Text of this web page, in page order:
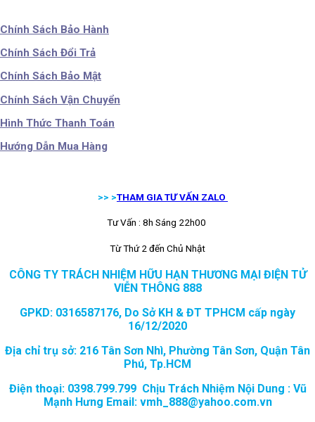
Chính Sách Bảo Hành
Chính Sách Đổi Trả
Chính Sách Bảo Mật
Chính Sách Vận Chuyển
Hình Thức Thanh Toán
Hướng Dẫn Mua Hàng
>> >THAM GIA TƯ VẤN ZALO
Tư Vấn : 8h Sáng 22h00
Từ Thứ 2 đến Chủ Nhật
CÔNG TY TRÁCH NHIỆM HỮU HẠN THƯƠNG MẠI ĐIỆN TỬ
VIỄN THÔNG 888
GPKD: 0316587176, Do Sở KH & ĐT TPHCM cấp ngày
16/12/2020
Địa chỉ trụ sở: 216 Tân Sơn Nhì, Phường Tân Sơn, Quận Tân
Phú, Tp.HCM
Điện thoại: 0398.799.799 Chịu Trách Nhiệm Nội Dung : Vũ
Mạnh Hưng Email: vmh_888@yahoo.com.vn